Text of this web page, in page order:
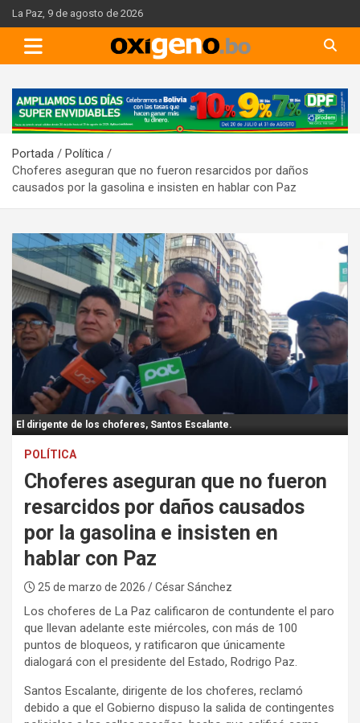
Skip
to
content
La Paz, 9 de agosto de 2026
A
d
e
r
t
s
e
m
e
n
t
:
Portada
Política
Choferes aseguran que no fueron resarcidos por daños
causados por la gasolina e insisten en hablar con Paz
El dirigente de los choferes, Santos Escalante.
POLÍTICA
Choferes aseguran que no fueron
resarcidos por daños causados
por la gasolina e insisten en
hablar con Paz
25 de marzo de 2026 / César Sánchez
Los choferes de La Paz calificaron de contundente el paro
que llevan adelante este miércoles, con más de 100
puntos de bloqueos, y ratificaron que únicamente
dialogará con el presidente del Estado, Rodrigo Paz.
Santos Escalante, dirigente de los choferes, reclamó
debido a que el Gobierno dispuso la salida de contingentes